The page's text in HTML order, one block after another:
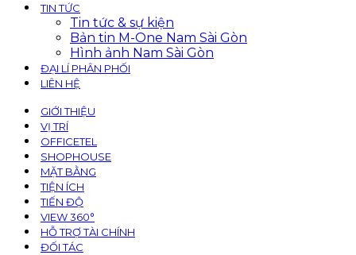
TIN TỨC
Tin tức & sự kiện
Bản tin M-One Nam Sài Gòn
Hình ảnh Nam Sài Gòn
ĐẠI LÍ PHÂN PHỐI
LIÊN HỆ
GIỚI THIỆU
VỊ TRÍ
OFFICETEL
SHOPHOUSE
MẶT BẰNG
TIỆN ÍCH
TIẾN ĐỘ
VIEW 360°
HỖ TRỢ TÀI CHÍNH
ĐỐI TÁC